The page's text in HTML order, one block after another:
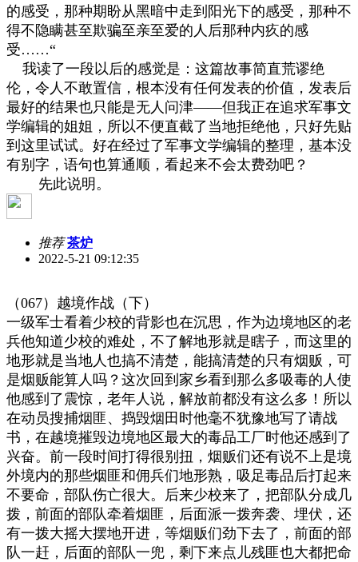
的感受，那种期盼从黑暗中走到阳光下的感受，那种不
得不隐瞒甚至欺骗至亲至爱的人后那种内疚的感
受……“
我读了一段以后的感觉是：这篇故事简直荒谬绝
伦，令人不敢置信，根本没有任何发表的价值，发表后
最好的结果也只能是无人问津——但我正在追求军事文
学编辑的姐姐，所以不便直截了当地拒绝他，只好先贴
到这里试试。好在经过了军事文学编辑的整理，基本没
有别字，语句也算通顺，看起来不会太费劲吧？
先此说明。
推荐茶炉
2022-5-21 09:12:35
（067）越境作战（下）
一级军士看着少校的背影也在沉思，作为边境地区的老
兵他知道少校的难处，不了解地形就是瞎子，而这里的
地形就是当地人也搞不清楚，能搞清楚的只有烟贩，可
是烟贩能算人吗？这次回到家乡看到那么多吸毒的人使
他感到了震惊，老年人说，解放前都没有这么多！所以
在动员搜捕烟匪、捣毁烟田时他毫不犹豫地写了请战
书，在越境摧毁边境地区最大的毒品工厂时他还感到了
兴奋。前一段时间打得很别扭，烟贩们还有说不上是境
外境内的那些烟匪和佣兵们地形熟，吸足毒品后打起来
不要命，部队伤亡很大。后来少校来了，把部队分成几
拨，前面的部队牵着烟匪，后面派一拨奔袭、埋伏，还
有一拨大摇大摆地开进，等烟贩们劲下去了，前面的部
队一赶，后面的部队一兜，剩下来点儿残匪也大都把命